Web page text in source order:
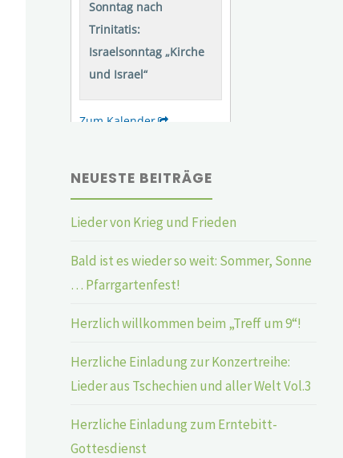
NEUESTE BEITRÄGE
Lieder von Krieg und Frieden
Bald ist es wieder so weit: Sommer, Sonne
… Pfarrgartenfest!
Herzlich willkommen beim „Treff um 9“!
Herzliche Einladung zur Konzertreihe:
Lieder aus Tschechien und aller Welt Vol.3
Herzliche Einladung zum Erntebitt-
Gottesdienst